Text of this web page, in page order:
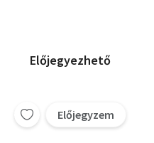
Előjegyezhető
Előjegyzem